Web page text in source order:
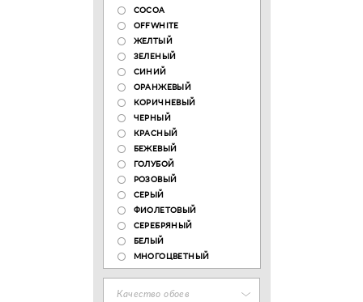
COCOA
OFFWHITE
ЖЕЛТЫЙ
ЗЕЛЕНЫЙ
СИНИЙ
ОРАНЖЕВЫЙ
КОРИЧНЕВЫЙ
ЧЕРНЫЙ
КРАСНЫЙ
БЕЖЕВЫЙ
ГОЛУБОЙ
РОЗОВЫЙ
СЕРЫЙ
ФИОЛЕТОВЫЙ
СЕРЕБРЯНЫЙ
БЕЛЫЙ
МНОГОЦВЕТНЫЙ
Качество обоев